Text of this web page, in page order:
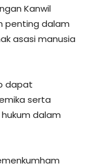
Kanwil
penting dalam
asasi manusia
dapat
serta
dalam